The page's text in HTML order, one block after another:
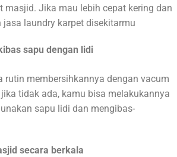
masjid. Jika mau lebih cepat kering dan
laundry karpet disekitarmu
sapu dengan lidi
membersihkannya dengan vacum
tidak ada, kamu bisa melakukannya
sapu lidi dan mengibas-
secara berkala